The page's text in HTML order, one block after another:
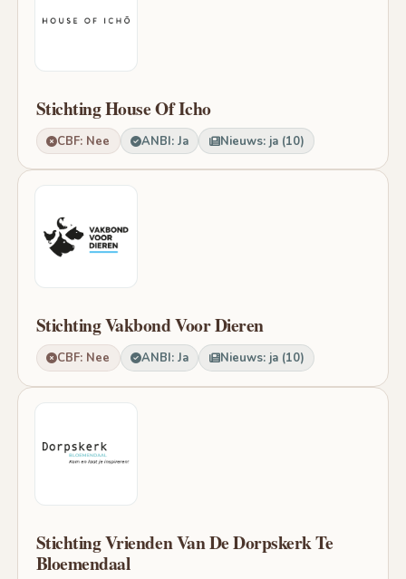
Stichting House Of Icho
CBF: Nee ANBI: Ja Nieuws: ja (10)
Stichting Vakbond Voor Dieren
CBF: Nee ANBI: Ja Nieuws: ja (10)
Stichting Vrienden Van De Dorpskerk Te
Bloemendaal